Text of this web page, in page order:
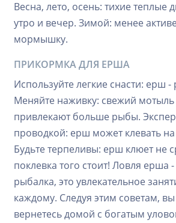
Весна, лето, осень: тихие теплые
утро и вечер. Зимой: менее
мормышку.
ПРИКОРМКА ДЛЯ ЕРША
Используйте легкие снасти: ерш
Меняйте наживку: свежий
привлекают больше рыбы.
проводкой: ерш может клевать
Будьте терпеливы: ерш клюет не
поклевка того стоит! Ловля ерша
рыбалка, это увлекательное
каждому. Следуя этим советам,
вернетесь домой с богатым